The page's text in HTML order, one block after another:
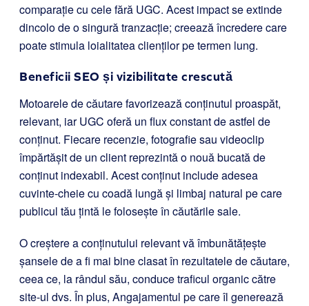
comparație cu cele fără UGC. Acest impact se extinde
dincolo de o singură tranzacție; creează încredere care
poate stimula loialitatea clienților pe termen lung.
Beneficii SEO și vizibilitate crescută
Motoarele de căutare favorizează conținutul proaspăt,
relevant, iar UGC oferă un flux constant de astfel de
conținut. Fiecare recenzie, fotografie sau videoclip
împărtășit de un client reprezintă o nouă bucată de
conținut indexabil. Acest conținut include adesea
cuvinte-cheie cu coadă lungă și limbaj natural pe care
publicul tău țintă le folosește în căutările sale.
O creștere a conținutului relevant vă îmbunătățește
șansele de a fi mai bine clasat în rezultatele de căutare,
ceea ce, la rândul său, conduce traficul organic către
site-ul dvs. În plus, Angajamentul pe care îl generează